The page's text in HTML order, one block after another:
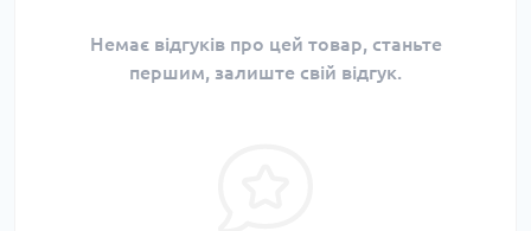
Немає відгуків про цей товар, станьте
першим, залиште свій відгук.